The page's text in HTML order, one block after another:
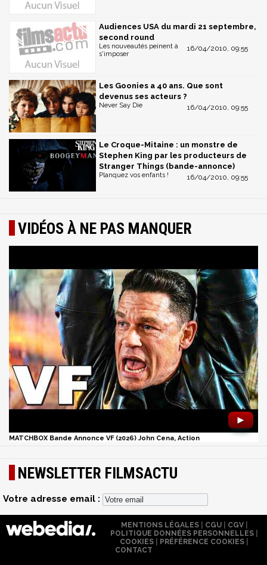
Audiences USA du mardi 21 septembre,
second round
16/04/2010, 09:55
Les nouveautés peinent à
s'imposer
Les Goonies a 40 ans. Que sont
devenus ses acteurs ?
16/04/2010, 09:55
Never Say Die
Le Croque-Mitaine : un monstre de
Stephen King par les producteurs de
Stranger Things (bande-annonce)
16/04/2010, 09:55
Planquez vos enfants !
VIDÉOS À NE PAS MANQUER
►
MATCHBOX Bande Annonce VF (2026) John Cena, Action
NEWSLETTER FILMSACTU
Votre adresse email :
MENTIONS LÉGALES| CGU| CGV|
POLITIQUE DONNÉES PERSONNELLES
COOKIES
PRÉFÉRENCE COOKIES
CONTACT